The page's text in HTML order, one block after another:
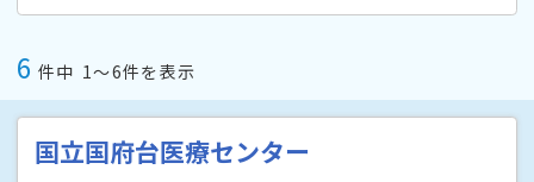
6 件中 1〜6件を表示
国立国府台医療センター